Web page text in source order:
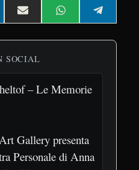
Share
on
Email Share
on
WhatsAppShare
on
SOCIAL